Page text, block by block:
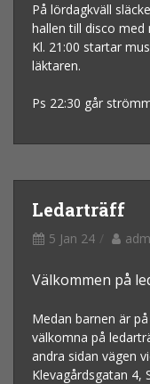
På lördagkväll
hallen till disco med
Kl. 21:00 startar
läktaren.
Ps 22:30 går
Ledarträff
5 Jan 24
Välkommen på
Medan barnen är
välkomna på
andra sidan vägen
Klevagårdsgatan 4,